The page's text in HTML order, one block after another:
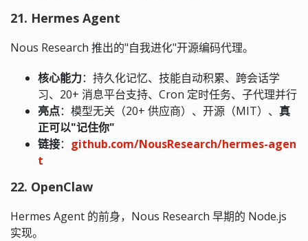
21. Hermes Agent
Nous Research 推出的"自我进化"开源编码代理。
核心能力：持久化记忆、技能自动积累、跨会话学
习、20+ 消息平台支持、Cron 定时任务、子代理并行
亮点：模型无关（20+ 供应商）、开源（MIT）、 真
正可以"记住你"
链接： github.com/NousResearch/hermes-agen
t
22. OpenClaw
Hermes Agent 的前身，Nous Research 早期的 Node.js
实现。